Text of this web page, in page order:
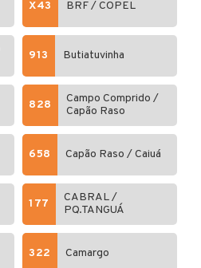
X43 BRF / COPEL
913 Butiatuvinha
828
Campo Comprido /
Capão Raso
658 Capão Raso / Caiuá
177
CABRAL /
PQ.TANGUÁ
322 Camargo